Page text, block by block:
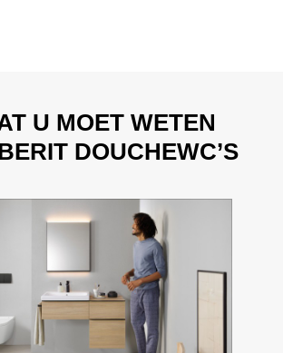
U MOET WETEN
DOUCHEWC’S